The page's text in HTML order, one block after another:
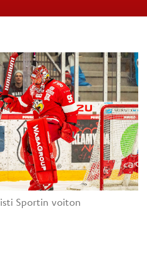
Sportin voiton